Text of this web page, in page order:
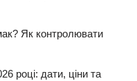
Як контролювати
році: дати, ціни та